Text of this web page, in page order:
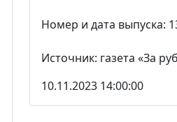
Номер и дата выпуска:
Источник: газета «За
10.11.2023 14:00:00